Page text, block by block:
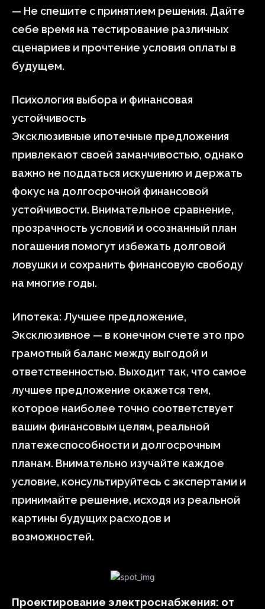
— Не спешите с принятием решения. Дайте
себе время на тестирование различных
сценариев и прочтение условия оплаты в
будущем.
Психология выбора и финансовая
устойчивость
Эксклюзивные ипотечные предложения
привлекают своей заманчивостью, однако
важно не поддаться искушению и держать
фокус на долгосрочной финансовой
устойчивости. Внимательное сравнение,
прозрачность условий и осознанный план
погашения помогут избежать долговой
ловушки и сохранить финансовую свободу
на многие годы.
Ипотека: Лучшее предложение,
Эксклюзивное — в конечном счете это про
грамотный баланс между выгодой и
ответственностью. Выходит так, что самое
лучшее предложение окажется тем,
которое наиболее точно соответствует
вашим финансовым целям, реальной
платежеспособности и долгосрочным
планам. Внимательно изучайте каждое
условие, консультируйтесь с экспертами и
принимайте решение, исходя из реальной
картины будущих расходов и
возможностей.
Проектирование электроснабжения: от